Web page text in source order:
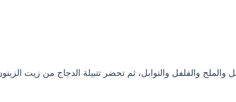
والملح والفلفل والتوابل، ثم تحضر تتبيلة الدجاج من زيت